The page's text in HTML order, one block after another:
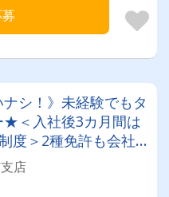
シ！》未経験でもタ
★＜入社後3カ月間は
度＞2種免許も会社
のタクシー会社
店